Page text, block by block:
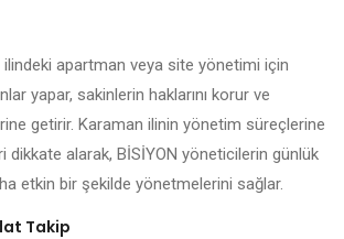
ilindeki apartman veya site yönetimi için
yapar, sakinlerin haklarını korur ve
getirir. Karaman ilinin yönetim süreçlerine
dikkate alarak, BİSİYON yöneticilerin günlük
etkin bir şekilde yönetmelerini sağlar.
Takip